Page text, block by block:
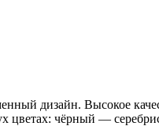
дизайн. Высокое
цветах: чёрный —